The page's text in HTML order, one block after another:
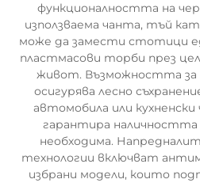
функционалността на
използваема чанта, тъй
може да замести стотици
пластмасови торби през
живот. Възможността за
осигурява лесно
автомобила или
гарантира наличността
необходима.
технологии включват
избрани модели, които